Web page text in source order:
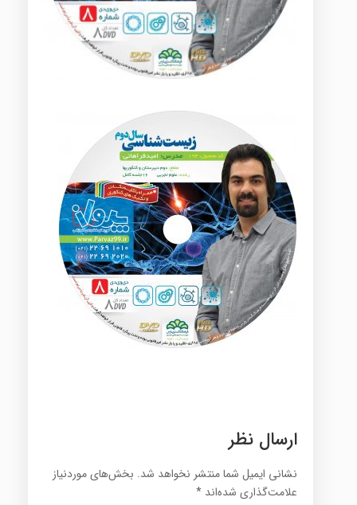
ارسال نظر
نشانی ایمیل شما منتشر نخواهد شد. بخش‌های موردنیاز
علامت‌گذاری شده‌اند *